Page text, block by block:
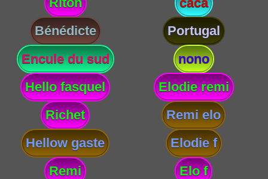
Bénédicte
Portugal
Encule du sud
nono
Hello fasquel
Elodie remi
Richet
Remi elo
Hellow gaste
Elodie f
Remi
Elo f